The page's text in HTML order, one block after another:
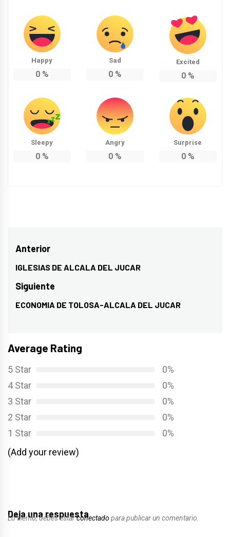
Happy
0%
Sad
0%
Excited
0%
Sleepy
0%
Angry
0%
Surprise
0%
Navegación
de
entradas
Anterior
Entrada
anterior:
IGLESIAS DE ALCALA DEL JUCAR
Siguiente
Entrada
ECONOMIA DE TOLOSA-ALCALA DEL JUCAR
Average Rating
5 Star
0%
4 Star
0%
3 Star
0%
2 Star
0%
1 Star
0%
(Add your review)
Deja una respuesta
Lo siento, debes estarconectado para publicar un comentario.